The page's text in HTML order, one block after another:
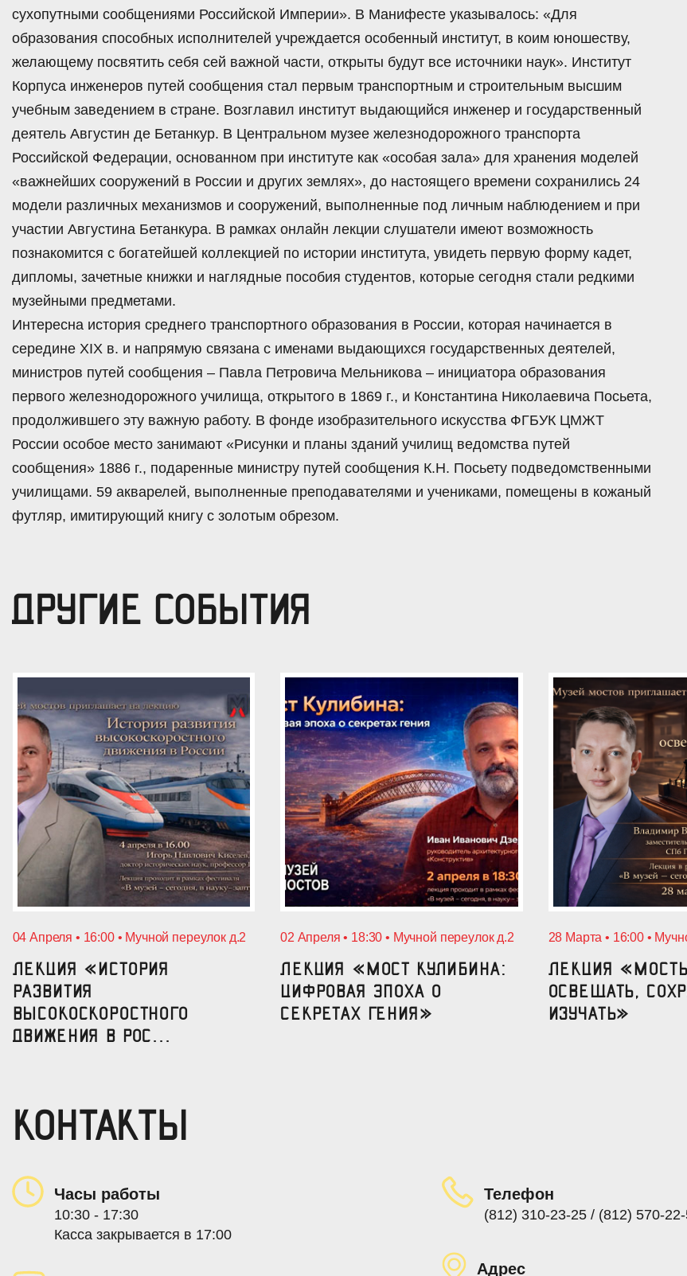
сухопутными сообщениями Российской Империи». В Манифесте указывалось: «Для
образования способных исполнителей учреждается особенный институт, в коим юношеству,
желающему посвятить себя сей важной части, открыты будут все источники наук». Институт
Корпуса инженеров путей сообщения стал первым транспортным и строительным высшим
учебным заведением в стране. Возглавил институт выдающийся инженер и государственный
деятель Августин де Бетанкур. В Центральном музее железнодорожного транспорта
Российской Федерации, основанном при институте как «особая зала» для хранения моделей
«важнейших сооружений в России и других землях», до настоящего времени сохранились 24
модели различных механизмов и сооружений, выполненные под личным наблюдением и при
участии Августина Бетанкура. В рамках онлайн лекции слушатели имеют возможность
познакомится с богатейшей коллекцией по истории института, увидеть первую форму кадет,
дипломы, зачетные книжки и наглядные пособия студентов, которые сегодня стали редкими
музейными предметами.
Интересна история среднего транспортного образования в России, которая начинается в
середине ХIХ в. и напрямую связана с именами выдающихся государственных деятелей,
министров путей сообщения – Павла Петровича Мельникова – инициатора образования
первого железнодорожного училища, открытого в 1869 г., и Константина Николаевича Посьета,
продолжившего эту важную работу. В фонде изобразительного искусства ФГБУК ЦМЖТ
России особое место занимают «Рисунки и планы зданий училищ ведомства путей
сообщения» 1886 г., подаренные министру путей сообщения К.Н. Посьету подведомственными
училищами. 59 акварелей, выполненные преподавателями и учениками, помещены в кожаный
футляр, имитирующий книгу с золотым обрезом.
ДРУГИЕ СОБЫТИЯ
04 Апреля • 16:00 • Мучной переулок д.2
Лекция «История
развития
высокоскоростного
движения в Рос...
02 Апреля • 18:30 • Мучной переулок д.2
Лекция «Мост Кулибина:
цифровая эпоха о
секретах гения»
28 Марта • 16:00 •
Лекция
освещать,
изучать»
КОНТАКТЫ
Часы работы
10:30 - 17:30
Касса закрывается в 17:00
Телефон
(812) 310-23-25 / (812) 570-
Адрес